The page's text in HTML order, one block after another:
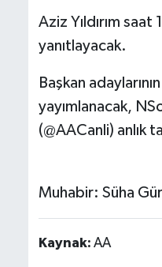
Aziz Yıldırım
yanıtlayacak.
Başkan
yayımlanacak,
(@AACanli) anlık
Muhabir: Süha Gür
Kaynak: AA